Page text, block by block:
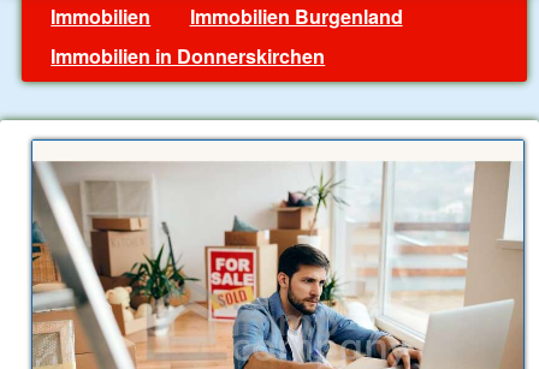
Immobilien
Immobilien Burgenland
Immobilien in Donnerskirchen